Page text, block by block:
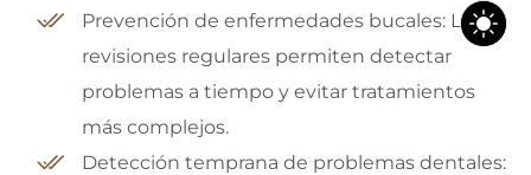
Prevención de enfermedades bucales: Las
revisiones regulares permiten detectar
problemas a tiempo y evitar tratamientos
más complejos.
Detección temprana de problemas dentales: